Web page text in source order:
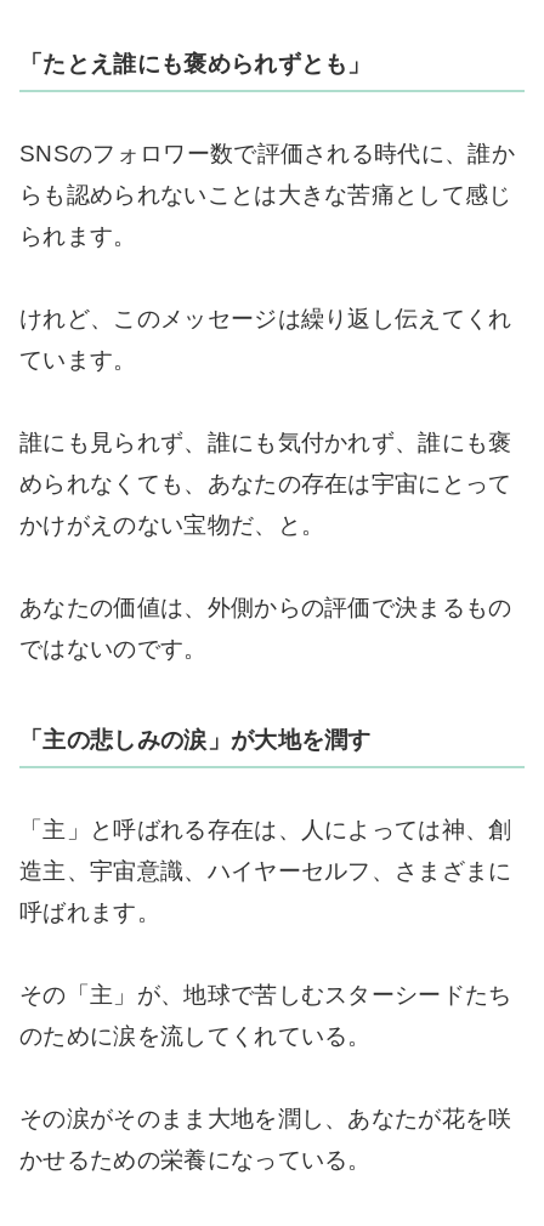
「たとえ誰にも褒められずとも」
SNSのフォロワー数で評価される時代に、誰か
らも認められないことは大きな苦痛として感じ
られます。
けれど、このメッセージは繰り返し伝えてくれ
ています。
誰にも見られず、誰にも気付かれず、誰にも褒
められなくても、あなたの存在は宇宙にとって
かけがえのない宝物だ、と。
あなたの価値は、外側からの評価で決まるもの
ではないのです。
「主の悲しみの涙」が大地を潤す
「主」と呼ばれる存在は、人によっては神、創
造主、宇宙意識、ハイヤーセルフ、さまざまに
呼ばれます。
その「主」が、地球で苦しむスターシードたち
のために涙を流してくれている。
その涙がそのまま大地を潤し、あなたが花を咲
かせるための栄養になっている。